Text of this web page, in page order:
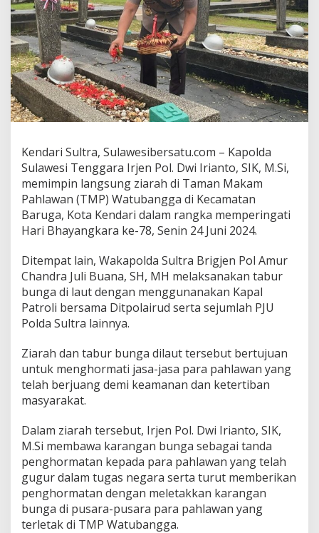
M
P
W
a
t
u
b
a
n
g
a
d
a
n
T
a
b
B
u
n
g
d
L
a
u
a
m
p
a
i
k
a
n
Kendari Sultra, Sulawesibersatu.com – Kapolda
Sulawesi Tenggara Irjen Pol. Dwi Irianto, SIK, M.Si,
memimpin langsung ziarah di Taman Makam
Pahlawan (TMP) Watubangga di Kecamatan
Baruga, Kota Kendari dalam rangka memperingati
Hari Bhayangkara ke-78, Senin 24 Juni 2024.
Ditempat lain, Wakapolda Sultra Brigjen Pol Amur
Chandra Juli Buana, SH, MH melaksanakan tabur
bunga di laut dengan menggunanakan Kapal
Patroli bersama Ditpolairud serta sejumlah PJU
Polda Sultra lainnya.
Ziarah dan tabur bunga dilaut tersebut bertujuan
untuk menghormati jasa-jasa para pahlawan yang
telah berjuang demi keamanan dan ketertiban
masyarakat.
Dalam ziarah tersebut, Irjen Pol. Dwi Irianto, SIK,
M.Si membawa karangan bunga sebagai tanda
penghormatan kepada para pahlawan yang telah
gugur dalam tugas negara serta turut memberikan
penghormatan dengan meletakkan karangan
bunga di pusara-pusara para pahlawan yang
terletak di TMP Watubangga.